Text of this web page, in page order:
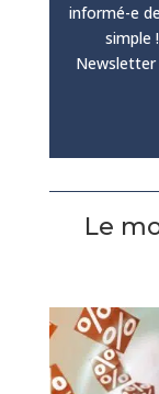
informé-e
simple
Newsletter
Le